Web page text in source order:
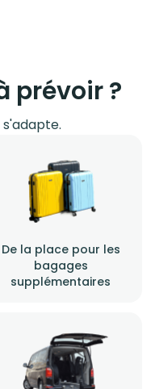
prévoir ?
s'adapte.
De la place pour les
bagages
supplémentaires